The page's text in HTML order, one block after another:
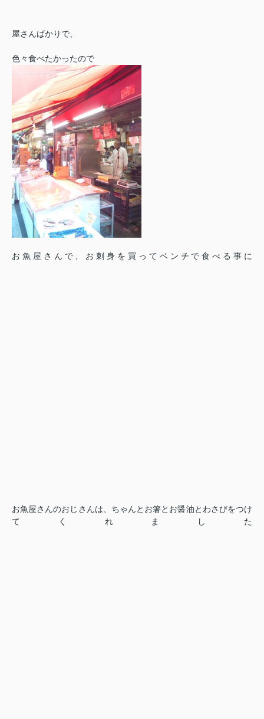
屋さんばかりで、
色々食べたかったので
お魚屋さんで、お刺身を買ってベンチで食べる事に
お魚屋さんのおじさんは、ちゃんとお箸とお醤油とわさびをつけ
てくれました